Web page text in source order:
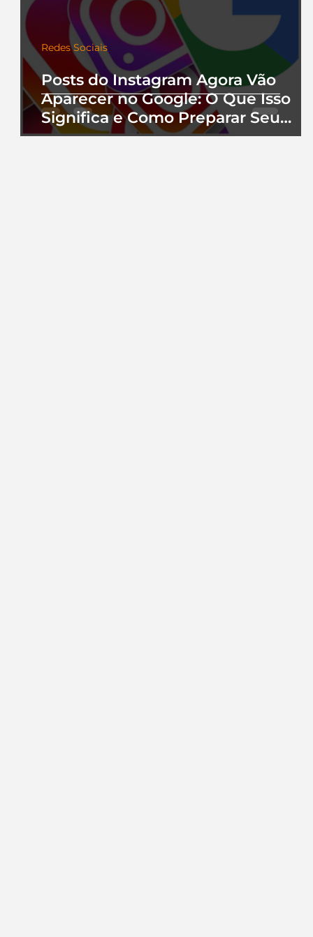
Posts do Instagram Agora Vão
Aparecer no Google: O Que Isso
Significa e Como Preparar Seu
Perfil
Redes Sociais